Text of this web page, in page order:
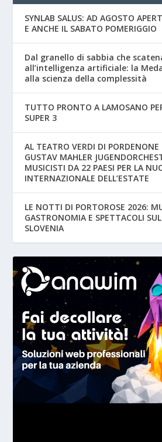
SYNLAB SALUS: AD AGOSTO
E ANCHE IL SABATO POMERIGGIO
Dal granello di sabbia che
all’intelligenza artificiale: la
alla scienza della complessità
TUTTO PRONTO A LAMOSANO
SUPER 3
AL TEATRO VERDI DI
GUSTAV MAHLER
MUSICISTI DA 22 PAESI PER LA
INTERNAZIONALE DELL’ESTATE
LE NOTTI DI PORTOROSE 2026:
GASTRONOMIA E SPETTACOLI
SLOVENIA